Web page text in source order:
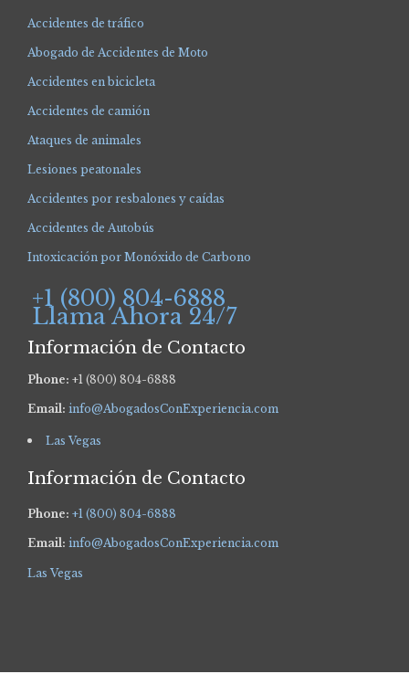
Accidentes de tráfico
Abogado de Accidentes de Moto
Accidentes en bicicleta
Accidentes de camión
Ataques de animales
Lesiones peatonales
Accidentes por resbalones y caídas
Accidentes de Autobús
Intoxicación por Monóxido de Carbono
+1 (800) 804-6888
Llama Ahora 24/7
Información de Contacto
Phone: +1 (800) 804-6888
Email: info@AbogadosConExperiencia.com
Las Vegas
Información de Contacto
Phone: +1 (800) 804-6888
Email: info@AbogadosConExperiencia.com
Las Vegas